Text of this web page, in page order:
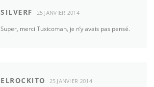
SILVERF 25 JANVIER 2014
Super, merci Tuxicoman, je n’y avais pas pensé.
ELROCKITO 25 JANVIER 2014